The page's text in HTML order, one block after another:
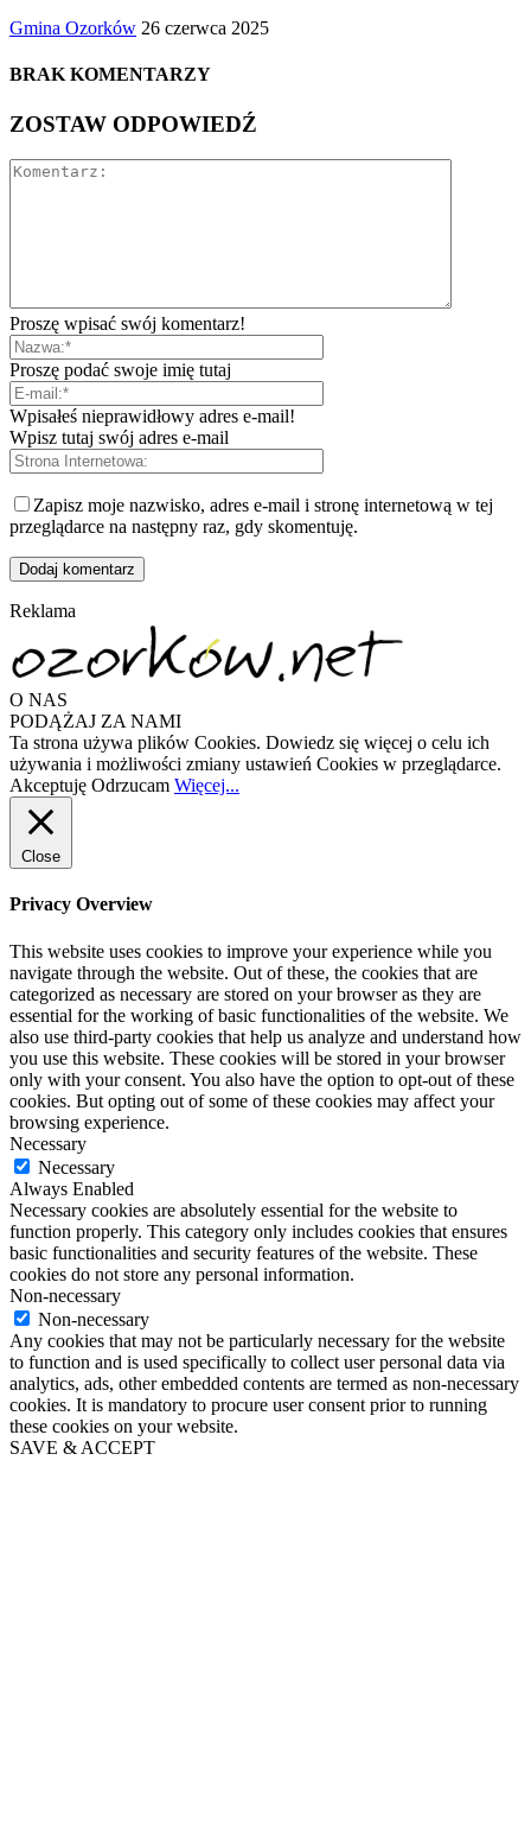
Gmina Ozorków 26 czerwca 2025
BRAK KOMENTARZY
ZOSTAW ODPOWIEDŹ
Proszę wpisać swój komentarz!
Proszę podać swoje imię tutaj
Wpisałeś nieprawidłowy adres e-mail!
Wpisz tutaj swój adres e-mail
Zapisz moje nazwisko, adres e-mail i stronę internetową w tej
przeglądarce na następny raz, gdy skomentuję.
Reklama
O NAS
PODĄŻAJ ZA NAMI
Ta strona używa plików Cookies. Dowiedz się więcej o celu ich
używania i możliwości zmiany ustawień Cookies w przeglądarce.
Akceptuję Odrzucam Więcej...
Close
Privacy Overview
This website uses cookies to improve your experience while you
navigate through the website. Out of these, the cookies that are
categorized as necessary are stored on your browser as they are
essential for the working of basic functionalities of the website. We
also use third-party cookies that help us analyze and understand how
you use this website. These cookies will be stored in your browser
only with your consent. You also have the option to opt-out of these
cookies. But opting out of some of these cookies may affect your
browsing experience.
Necessary
Necessary
Always Enabled
Necessary cookies are absolutely essential for the website to
function properly. This category only includes cookies that ensures
basic functionalities and security features of the website. These
cookies do not store any personal information.
Non-necessary
Non-necessary
Any cookies that may not be particularly necessary for the website
to function and is used specifically to collect user personal data via
analytics, ads, other embedded contents are termed as non-necessary
cookies. It is mandatory to procure user consent prior to running
these cookies on your website.
SAVE & ACCEPT